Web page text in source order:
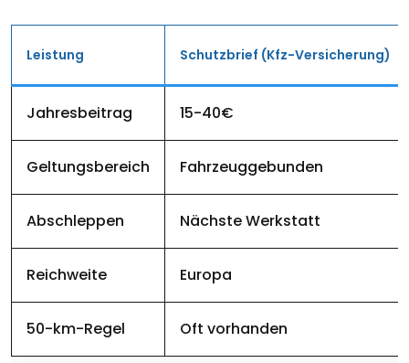
Leistung Schutzbrief (Kfz-Versicherung)
Jahresbeitrag 15-40€
Geltungsbereich Fahrzeuggebunden
Abschleppen Nächste Werkstatt
Reichweite Europa
50-km-Regel Oft vorhanden